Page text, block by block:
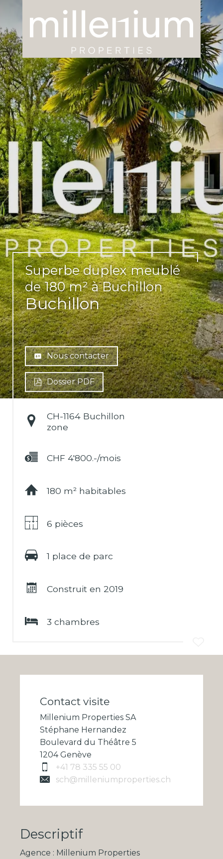
Superbe duplex meublé
de 180 m² à Buchillon
Buchillon
Nous contacter
Dossier PDF
CH-1164 Buchillon
zone
CHF 4'800.-/mois
180 m² habitables
6 pièces
1 place de parc
Construit en 2019
3 chambres
Contact visite
Millenium Properties SA
Stéphane Hernandez
Boulevard du Théâtre 5
1204 Genève
+41 78 335 55 00
sch@milleniumproperties.ch
Descriptif
Agence : Millenium Properties